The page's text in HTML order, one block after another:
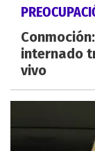
internado
vivo